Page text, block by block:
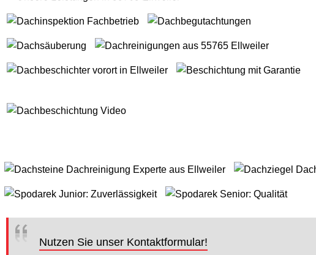
Nutzen Sie unser Kontaktformular!